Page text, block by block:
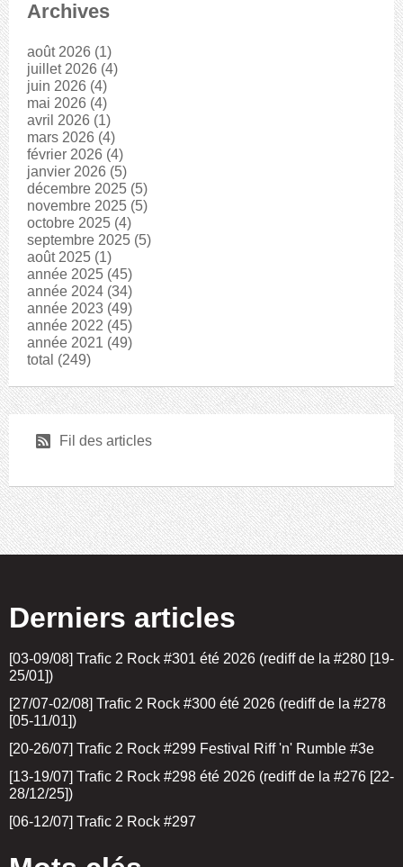
Archives
août 2026 (1)
juillet 2026 (4)
juin 2026 (4)
mai 2026 (4)
avril 2026 (1)
mars 2026 (4)
février 2026 (4)
janvier 2026 (5)
décembre 2025 (5)
novembre 2025 (5)
octobre 2025 (4)
septembre 2025 (5)
août 2025 (1)
année 2025 (45)
année 2024 (34)
année 2023 (49)
année 2022 (45)
année 2021 (49)
total (249)
r Fil des articles
Derniers articles
[03-09/08] Trafic 2 Rock #301 été 2026 (rediff de la #280 [19-
25/01])
[27/07-02/08] Trafic 2 Rock #300 été 2026 (rediff de la #278
[05-11/01])
[20-26/07] Trafic 2 Rock #299 Festival Riff 'n' Rumble #3e
[13-19/07] Trafic 2 Rock #298 été 2026 (rediff de la #276 [22-
28/12/25])
[06-12/07] Trafic 2 Rock #297